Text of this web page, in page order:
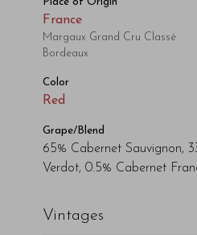
France
Margaux Grand Cru Classé
Bordeaux
Color
Red
Grape/Blend
65% Cabernet Sauvignon,
Verdot, 0.5% Cabernet
Vintages